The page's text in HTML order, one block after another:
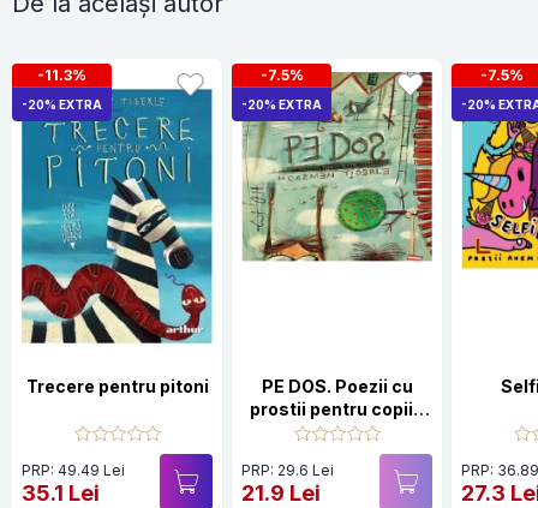
-11.3%
-20% EXTRA
Trecere pentru pitoni
PRP: 49.49 Lei
35.1 Lei
-7.5%
-20% EXTRA
PE DOS. Poezii cu
prostii pentru copii -
Ed. a II-a
PRP: 29.6 Lei
21.9 Lei
-7.5%
-20%
PRP:
27.3